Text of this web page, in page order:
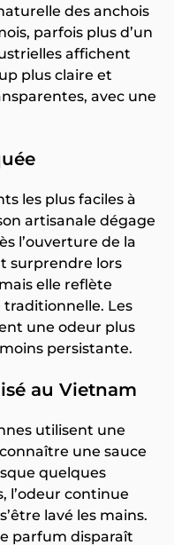
des anchois
parfois plus d’un
affichent
plus claire et
avec une
les plus faciles à
artisanale dégage
l’ouverture de la
surprendre lors
elle reflète
Les
une odeur plus
persistante.
au Vietnam
utilisent une
une sauce
quelques
l’odeur continue
lavé les mains.
parfum disparaît